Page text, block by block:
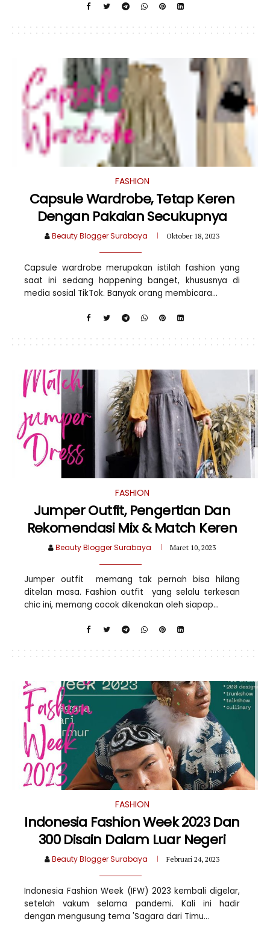
FASHION
Capsule Wardrobe, Tetap Keren
Dengan Pakaian Secukupnya
Beauty Blogger Surabaya Oktober 18, 2023
Capsule wardrobe merupakan istilah fashion yang
saat ini sedang happening banget, khususnya di
media sosial TikTok. Banyak orang membicara...
FASHION
Jumper Outfit, Pengertian Dan
Rekomendasi Mix & Match Keren
Beauty Blogger Surabaya Maret 10, 2023
Jumper outfit memang tak pernah bisa hilang
ditelan masa. Fashion outfit yang selalu terkesan
chic ini, memang cocok dikenakan oleh siapap...
FASHION
Indonesia Fashion Week 2023 Dan
300 Disain Dalam Luar Negeri
Beauty Blogger Surabaya Februari 24, 2023
Indonesia Fashion Week (IFW) 2023 kembali digelar,
setelah vakum selama pandemi. Kali ini hadir
dengan mengusung tema 'Sagara dari Timu...